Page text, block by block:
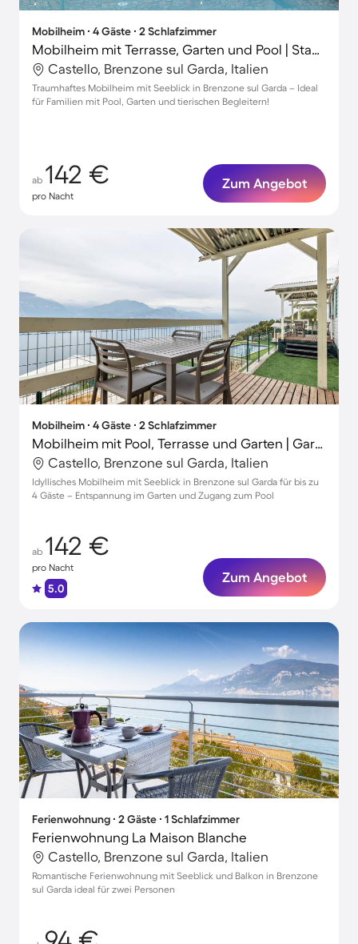
Mobilheim ∙ 4 Gäste ∙ 2 Schlafzimmer
Mobilheim mit Terrasse, Garten und Pool | Stadtblick | Haustierfreundlich
Castello, Brenzone sul Garda, Italien
Traumhaftes Mobilheim mit Seeblick in Brenzone sul Garda – Ideal
für Familien mit Pool, Garten und tierischen Begleitern!
ab 142 €
pro Nacht
Zum Angebot
Mobilheim ∙ 4 Gäste ∙ 2 Schlafzimmer
Mobilheim mit Pool, Terrasse und Garten | Gartenblick | Haustierfreundlich
Castello, Brenzone sul Garda, Italien
Idyllisches Mobilheim mit Seeblick in Brenzone sul Garda für bis zu
4 Gäste – Entspannung im Garten und Zugang zum Pool
ab 142 €
pro Nacht
5.0
Zum Angebot
Ferienwohnung ∙ 2 Gäste ∙ 1 Schlafzimmer
Ferienwohnung La Maison Blanche
Castello, Brenzone sul Garda, Italien
Romantische Ferienwohnung mit Seeblick und Balkon in Brenzone
sul Garda ideal für zwei Personen